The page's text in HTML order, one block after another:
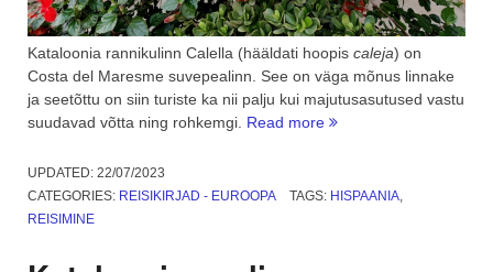
Kataloonia rannikulinn Calella (hääldati hoopis caleja) on
Costa del Maresme suvepealinn. See on väga mõnus linnake
ja seetõttu on siin turiste ka nii palju kui majutusasutused vastu
suudavad võtta ning rohkemgi. Read more “Hispaania
ja
UPDATED: 22/07/2023
CATEGORIES: REISIKIRJAD - EUROOPA TAGS: HISPAANIA,
REISIMINE